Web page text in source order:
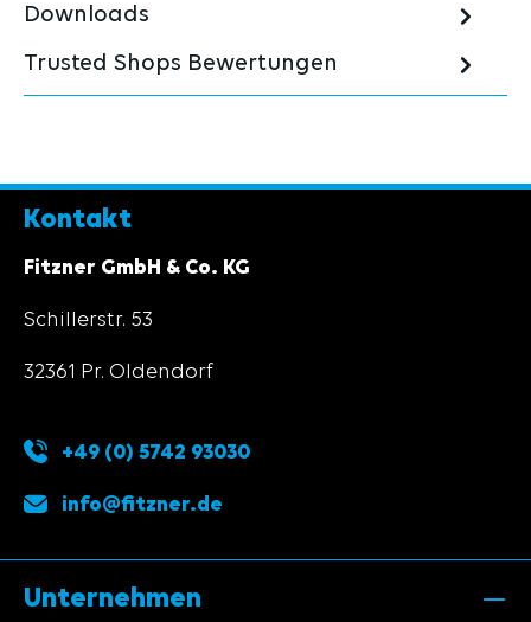
Downloads
Trusted Shops Bewertungen
Kontakt
Fitzner GmbH & Co. KG
Schillerstr. 53
32361 Pr. Oldendorf
+49 (0) 5742 93030
info@fitzner.de
Unternehmen